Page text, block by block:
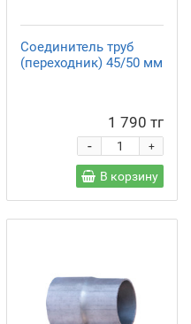
Соединитель труб
(переходник) 45/50 мм
1 790 тг
+
-
В корзину